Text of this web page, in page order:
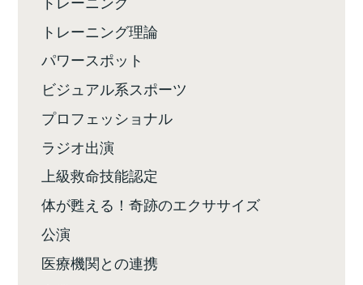
トレーニング理論
パワースポット
ビジュアル系スポーツ
プロフェッショナル
ラジオ出演
上級救命技能認定
体が甦える！奇跡のエクササイズ
公演
医療機関との連携